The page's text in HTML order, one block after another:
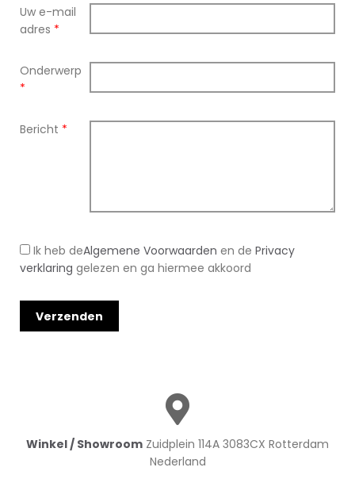
Uw e-mail
adres *
Onderwerp
*
Bericht *
Ik heb deAlgemene Voorwaarden en de Privacy
verklaring gelezen en ga hiermee akkoord
Winkel / Showroom Zuidplein 114A 3083CX Rotterdam
Nederland